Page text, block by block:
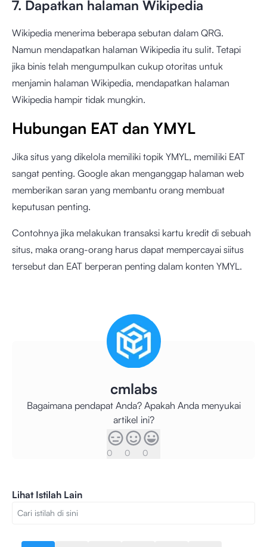
7. Dapatkan halaman Wikipedia
Wikipedia menerima beberapa sebutan dalam QRG.
Namun mendapatkan halaman Wikipedia itu sulit. Tetapi
jika binis telah mengumpulkan cukup otoritas untuk
menjamin halaman Wikipedia, mendapatkan halaman
Wikipedia hampir tidak mungkin.
Hubungan EAT dan YMYL
Jika situs yang dikelola memiliki topik YMYL, memiliki EAT
sangat penting. Google akan menganggap halaman web
memberikan saran yang membantu orang membuat
keputusan penting.
Contohnya jika melakukan transaksi kartu kredit di sebuah
situs, maka orang-orang harus dapat mempercayai siitus
tersebut dan EAT berperan penting dalam konten YMYL.
cmlabs
Bagaimana pendapat Anda? Apakah Anda menyukai
artikel ini?
0 0 0
Lihat Istilah Lain